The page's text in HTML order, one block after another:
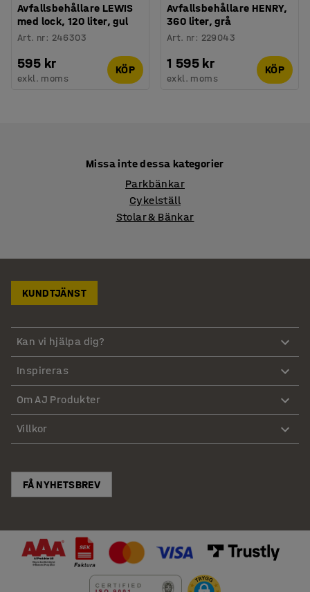
Avfallsbehållare LEWIS
med lock, 120 liter, gul
Art. nr: 246303
595 kr
exkl. moms
KÖP
Avfallsbehållare HENRY,
360 liter, grå
Art. nr: 229043
1 595 kr
exkl. moms
KÖP
Missa inte dessa kategorier
Parkbänkar
Cykelställ
Stolar & Bänkar
KUNDTJÄNST
Kan vi hjälpa dig?
Inspireras
Om AJ Produkter
Villkor
FÅ NYHETSBREV